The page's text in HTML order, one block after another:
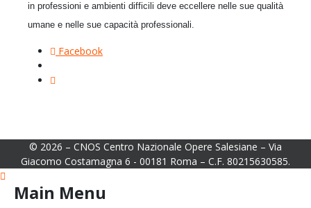
in professioni e ambienti difficili deve eccellere nelle sue qualità
umane e nelle sue capacità professionali.
Facebook
© 2026 – CNOS Centro Nazionale Opere Salesiane – Via
Giacomo Costamagna 6 - 00181 Roma – C.F. 80215630585.
Main Menu